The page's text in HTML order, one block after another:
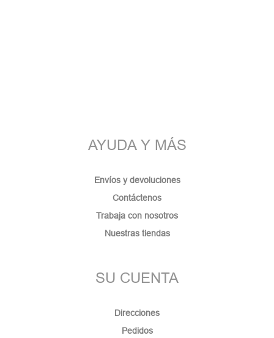
AYUDA Y MÁS
Envíos y devoluciones
Contáctenos
Trabaja con nosotros
Nuestras tiendas
SU CUENTA
Direcciones
Pedidos